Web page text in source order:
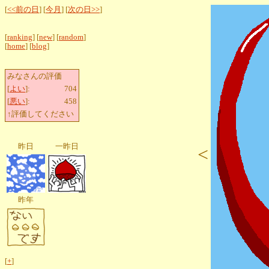
[<<前の日 ] [今月 ] [次の日>>]
[ranking] [new] [random]
[home] [blog]
みなさんの評価
[よい]:
704
[悪い]:
458
↑評価してください
昨日 一昨日
昨年
[+]
<